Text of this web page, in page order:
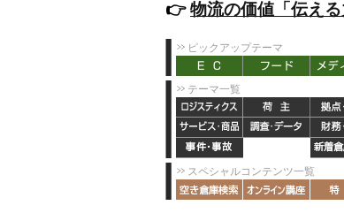
👉️物流の価値「伝え
ピックアップテーマ
テーマ一覧
スペシャルコンテンツ一覧